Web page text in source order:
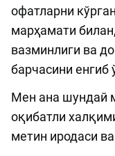
офатларни
марҳамати
вазминлиги ва
барчасини енгиб
Мен ана шундай
оқибатли
метин иродаси